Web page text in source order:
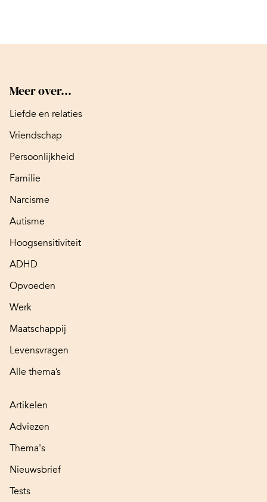
Meer over...
Liefde en relaties
Vriendschap
Persoonlijkheid
Familie
Narcisme
Autisme
Hoogsensitiviteit
ADHD
Opvoeden
Werk
Maatschappij
Levensvragen
Alle thema’s
Artikelen
Adviezen
Thema's
Nieuwsbrief
Tests